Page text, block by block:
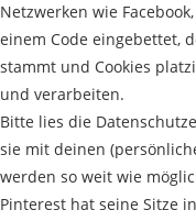
Netzwerken wie
einem Code eingebettet,
stammt und Cookies
und verarbeiten.
Bitte lies die
sie mit deinen
werden so weit wie
Pinterest hat seine Sitze